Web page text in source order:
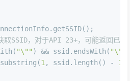
SSID，对于API 23+，可能返回已格
"\"" ) && ssid.endsWith( "\""
1 , ssid.length() - 1